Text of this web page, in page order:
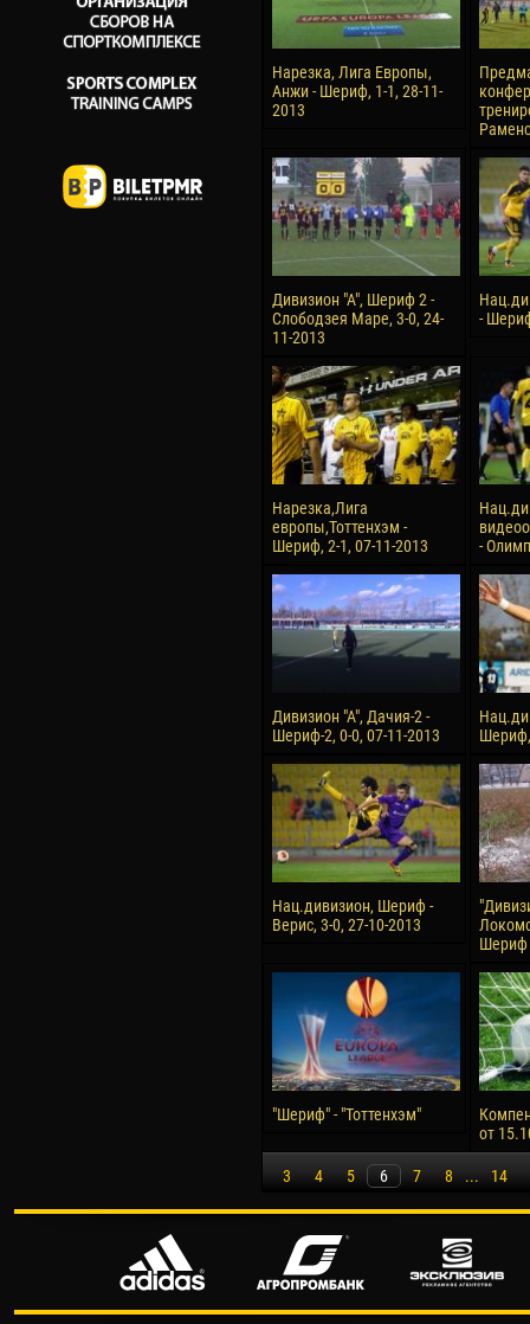
Нарезка, Лига Европы,
Анжи - Шериф, 1-1, 28-11-
2013
Дивизион "А", Шериф 2 -
Слободзея Маре, 3-0, 24-
11-2013
-
Нарезка,Лига
европы,Тоттенхэм -
Шериф, 2-1, 07-11-2013
-
Дивизион "А", Дачия-2 -
Шериф-2, 0-0, 07-11-2013
Шериф,
Нац.дивизион, Шериф -
Верис, 3-0, 27-10-2013
Шериф
"Шериф" - "Тоттенхэм"
от
3 4 5 6 7 8 ... 14